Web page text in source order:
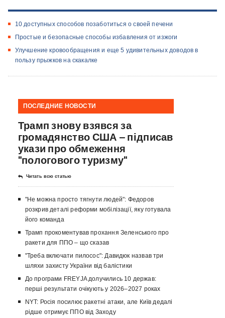
10 доступных способов позаботиться о своей печени
Простые и безопасные способы избавления от изжоги
Улучшение кровообращения и еще 5 удивительных доводов в
пользу прыжков на скакалке
ПОСЛЕДНИЕ НОВОСТИ
Трамп знову взявся за
громадянство США – підписав
укази про обмеження
"пологового туризму"
Читать всю статью
"Не можна просто тягнути людей": Федоров
розкрив деталі реформи мобілізації, яку готувала
його команда
Трамп прокоментував прохання Зеленського про
ракети для ППО – що сказав
"Треба включати пилосос": Давидюк назвав три
шляхи захисту України від балістики
До програми FREYJA долучились 10 держав:
перші результати очікують у 2026–2027 роках
NYT: Росія посилює ракетні атаки, але Київ дедалі
рідше отримує ППО від Заходу